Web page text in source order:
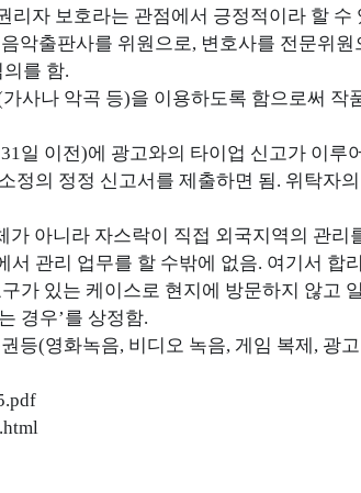
리자 보호라는 관점에서 긍정적이라 할 수
악출판사를 위원으로, 변호사를 전문위
를 함.
사나 악곡 등)을 이용하도록 함으로써
일 이전)에 광고와의 타이업 신고가 이
정의 정정 신고서를 제출하면 됨. 위탁자
아니라 자스락이 직접 외국지역의 관
관리 업무를 할 수밖에 없음. 여기서 합
가 있는 케이스로 현지에 방문하지 않고
경우’를 상정함.
등(영화녹음, 비디오 녹음, 게임 복제, 광